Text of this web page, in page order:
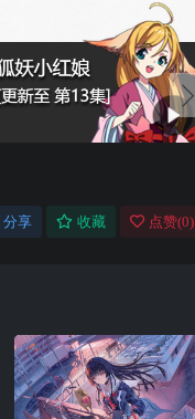
分享 收藏 点赞(0)